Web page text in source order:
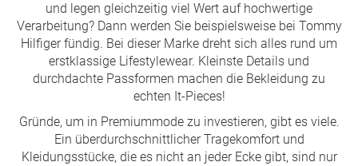
und legen gleichzeitig viel Wert auf hochwertige
Verarbeitung? Dann werden Sie beispielsweise bei Tommy
Hilfiger fündig. Bei dieser Marke dreht sich alles rund um
erstklassige Lifestylewear. Kleinste Details und
durchdachte Passformen machen die Bekleidung zu
echten It-Pieces!
Gründe, um in Premiummode zu investieren, gibt es viele.
Ein überdurchschnittlicher Tragekomfort und
Kleidungsstücke, die es nicht an jeder Ecke gibt, sind nur